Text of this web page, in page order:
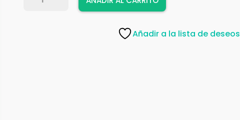
MIXTA
Añadir a la lista de deseos